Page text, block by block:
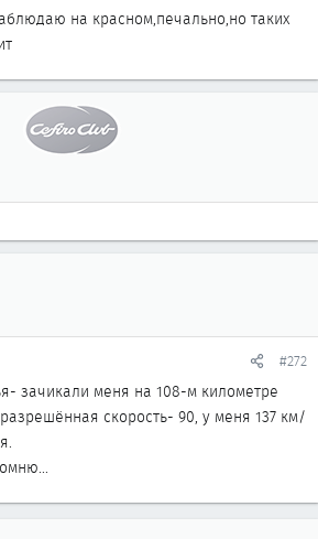
на красном,печально,но таких
#272
зачикали меня на 108-м километре
скорость- 90, у меня 137 км/